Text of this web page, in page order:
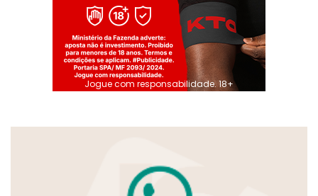
Jogue com responsabilidade. 18+